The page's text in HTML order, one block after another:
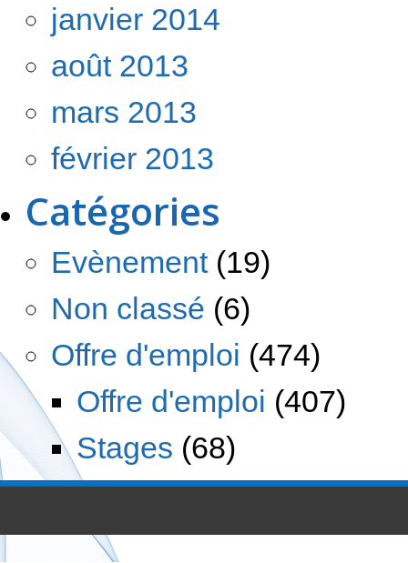
janvier 2014
août 2013
mars 2013
février 2013
Catégories
Evènement(19)
Non classé (6)
Offre d'emploi (474)
Offre d'emploi (407)
Stages (68)